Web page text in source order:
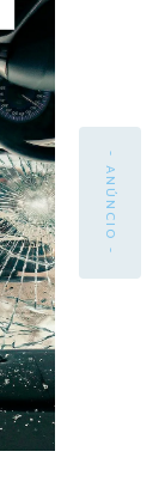
- ANÚNCIO -